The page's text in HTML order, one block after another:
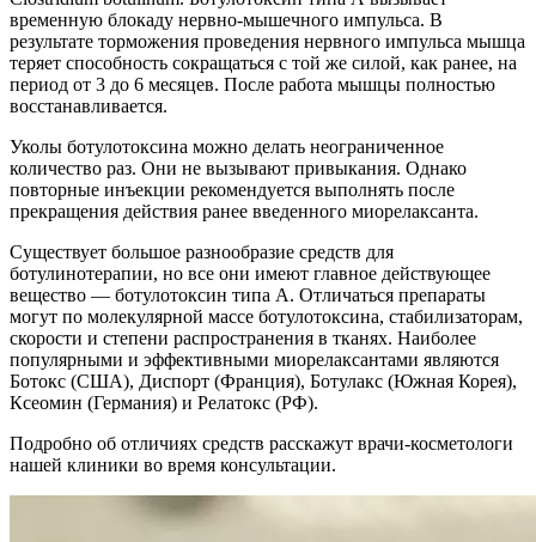
временную блокаду нервно-мышечного импульса. В
результате торможения проведения нервного импульса мышца
теряет способность сокращаться с той же силой, как ранее, на
период от 3 до 6 месяцев. После работа мышцы полностью
восстанавливается.
Уколы ботулотоксина можно делать неограниченное
количество раз. Они не вызывают привыкания. Однако
повторные инъекции рекомендуется выполнять после
прекращения действия ранее введенного миорелаксанта.
Существует большое разнообразие средств для
ботулинотерапии, но все они имеют главное действующее
вещество — ботулотоксин типа А. Отличаться препараты
могут по молекулярной массе ботулотоксина, стабилизаторам,
скорости и степени распространения в тканях. Наиболее
популярными и эффективными миорелаксантами являются
Ботокс (США), Диспорт (Франция), Ботулакс (Южная Корея),
Ксеомин (Германия) и Релатокс (РФ).
Подробно об отличиях средств расскажут врачи-косметологи
нашей клиники во время консультации.